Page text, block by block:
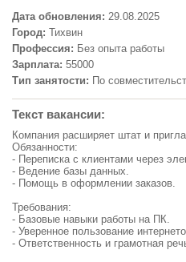
Дата обновления: 29.08.2025
Город: Тихвин
Профессия: Без опыта работы
Зарплата: 55000
Тип занятости: По
Текст вакансии:
Компания расширяет штат и
Обязанности:
- Переписка с клиентами через
- Ведение базы данных.
- Помощь в оформлении заказов.
Требования:
- Базовые навыки работы на ПК.
- Уверенное пользование
- Ответственность и грамотная